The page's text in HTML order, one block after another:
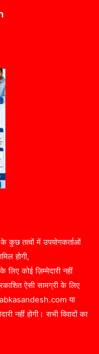
कुछ तत्वों में उपयोगकर्ताओं
होगी,
कोई ज़िम्मेदारी नहीं
ऐसी सामग्री के लिए
या
नहीं होगी। सभी विवादों का